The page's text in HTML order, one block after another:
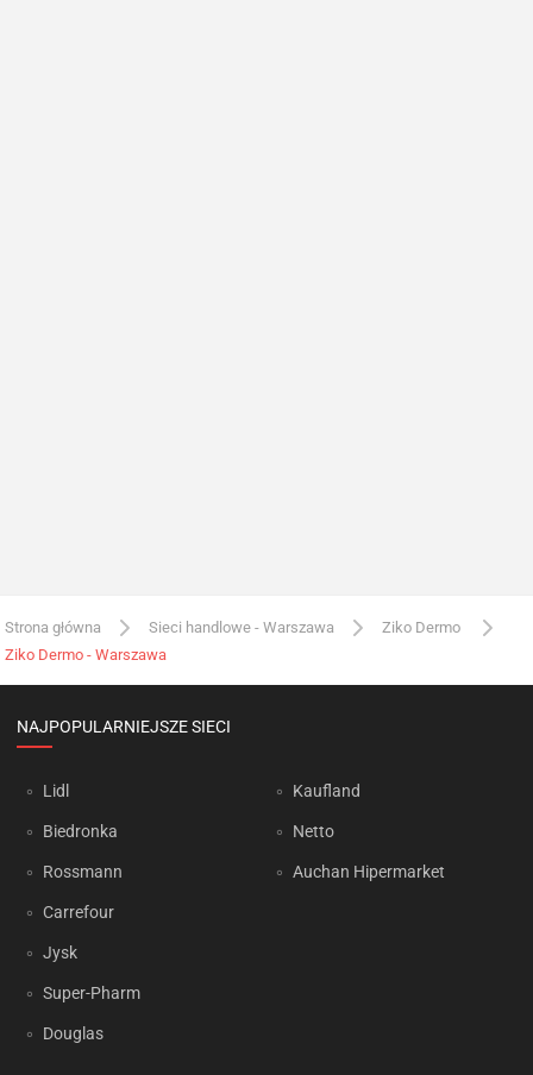
Strona główna Sieci handlowe - Warszawa
Ziko Dermo
Ziko Dermo - Warszawa
NAJPOPULARNIEJSZE SIECI
Lidl
Biedronka
Rossmann
Carrefour
Jysk
Super-Pharm
Douglas
Kaufland
Netto
Auchan Hipermarket